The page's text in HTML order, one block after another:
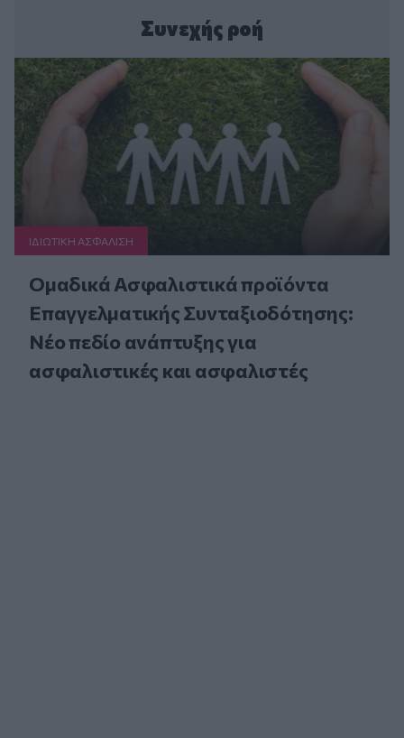
Συνεχής ροή
ΙΔΙΩΤΙΚΗ ΑΣΦAΛΙΣΗ
Ομαδικά Ασφαλιστικά προϊόντα
Επαγγελματικής Συνταξιοδότησης:
Νέο πεδίο ανάπτυξης για
ασφαλιστικές και ασφαλιστές